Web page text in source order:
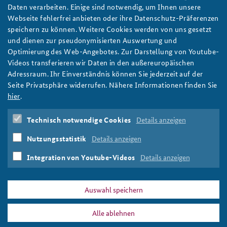
USA
Eine Studienreise des Kernseminars führt traditionell in die USA.
Als Delegationsleiter begleitete der Vizepräsident der
Bundesakademie Dr. Patrick Keller das Seminar. Im Interview
verrät er, wo in diesem Jahr die Schwerpunkte lagen. Foto:
pixabay_wiggijo
weiter
China,Ukraine,Washington,D.C.,New York,Vereinte
Nationen,NATO,EU,russischer Angriffskrieg,
Zeitenwende
internationale Ordnung
Verhältnis
globaler Süden,Polarisierung
Selbstheilungskräfte
DATA PRIVACY IMPRINT
Daten verarbeiten. Einige sind notwendig, um Ihnen unsere
Webseite fehlerfrei anbieten oder ihre Datenschutz-Präferenzen
speichern zu können. Weitere Cookies werden von uns gesetzt
und dienen zur pseudonymisierten Auswertung und
Optimierung des Web-Angebotes. Zur Darstellung von Youtube-
Videos transferieren wir Daten in den außereuropäischen
Adressraum. Ihr Einverständnis können Sie jederzeit auf der
Seite Privatsphäre widerrufen. Nähere Informationen finden Sie
hier.
Technisch notwendige Cookies Details anzeigen
Nutzungsstatistik Details anzeigen
Integration von Youtube-Videos Details anzeigen
Auswahl speichern
Alle ablehnen